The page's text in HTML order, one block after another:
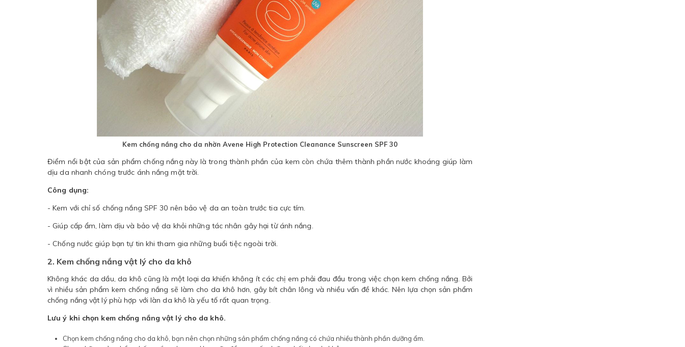
Kem chống nắng cho da nhờn Avene High Protection Cleanance Sunscreen SPF 30
Điểm nổi bật của sản phẩm chống nắng này là trong thành phần của kem còn chứa thêm thành phần nước khoáng giúp làm
dịu da nhanh chóng trước ánh nắng mặt trời.
Công dụng:
- Kem với chỉ số chống nắng SPF 30 nên bảo vệ da an toàn trước tia cực tím.
- Giúp cấp ẩm, làm dịu và bảo vệ da khỏi những tác nhân gây hại từ ánh nắng.
- Chống nước giúp bạn tự tin khi tham gia những buổi tiệc ngoài trời.
2. Kem chống nắng vật lý cho da khô
Không khác da dầu, da khô cũng là một loại da khiến không ít các chị em phải đau đầu trong việc chọn kem chống nắng. Bởi
vì nhiều sản phẩm kem chống nắng sẽ làm cho da khô hơn, gây bít chân lông và nhiều vấn đề khác. Nên lựa chọn sản phẩm
chống nắng vật lý phù hợp với làn da khô là yếu tố rất quan trọng.
Lưu ý khi chọn kem chống nắng vật lý cho da khô.
Chọn kem chống nắng cho da khô, bạn nên chọn những sản phẩm chống nắng có chứa nhiều thành phần dưỡng ẩm.